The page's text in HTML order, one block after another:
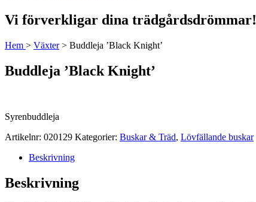
Vi förverkligar dina trädgårdsdrömmar!
Hem > Växter> Buddleja ’Black Knight’
Buddleja ’Black Knight’
Syrenbuddleja
Artikelnr: 020129 Kategorier: Buskar & Träd, Lövfällande buskar
Beskrivning
Beskrivning